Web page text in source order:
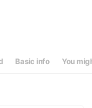
Basic info You